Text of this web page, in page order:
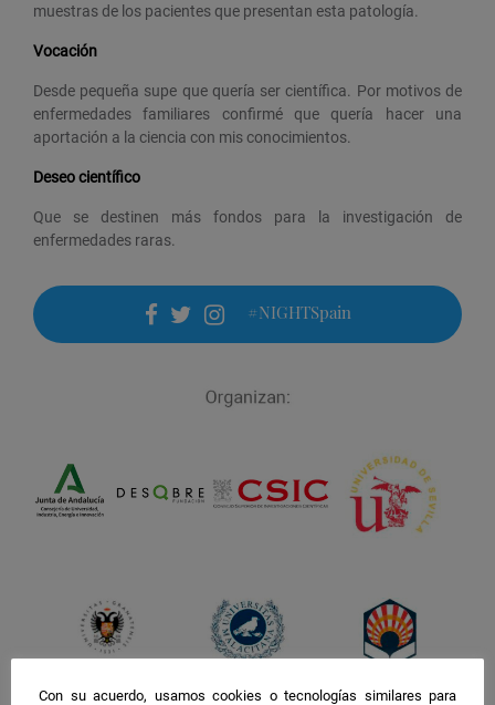
muestras de los pacientes que presentan esta patología.
Vocación
Desde pequeña supe que quería ser científica. Por motivos de
enfermedades familiares confirmé que quería hacer una
aportación a la ciencia con mis conocimientos.
Deseo científico
Que se destinen más fondos para la investigación de
enfermedades raras.
facebook
twitter
instagram
#NIGHTSpain
Con su acuerdo, usamos cookies o tecnologías similares para